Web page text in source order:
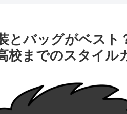
とバッグがベスト
校までのスタイル